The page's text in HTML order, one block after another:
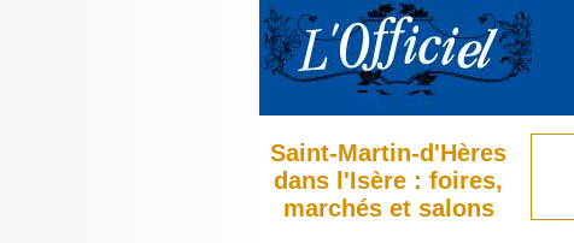
Saint-Martin-d'Hères
dans l'Isère : foires,
marchés et salons